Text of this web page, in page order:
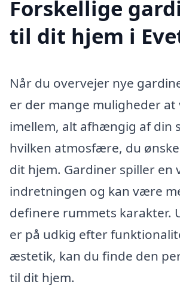
Forskellige
til dit hjem i
Når du overvejer nye
er der mange muligheder
imellem, alt afhængig af din
hvilken atmosfære, du
dit hjem. Gardiner spiller en
indretningen og kan være
definere rummets karakter.
er på udkig efter
æstetik, kan du finde den
til dit hjem.